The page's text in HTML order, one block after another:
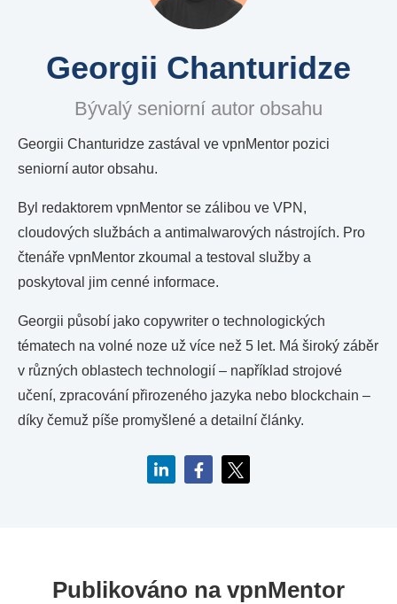
Georgii Chanturidze
Bývalý seniorní autor obsahu
Georgii Chanturidze zastával ve vpnMentor pozici
seniorní autor obsahu.
Byl redaktorem vpnMentor se zálibou ve VPN,
cloudových službách a antimalwarových nástrojích. Pro
čtenáře vpnMentor zkoumal a testoval služby a
poskytoval jim cenné informace.
Georgii působí jako copywriter o technologických
tématech na volné noze už více než 5 let. Má široký záběr
v různých oblastech technologií – například strojové
učení, zpracování přirozeného jazyka nebo blockchain –
díky čemuž píše promyšlené a detailní články.
Publikováno na vpnMentor